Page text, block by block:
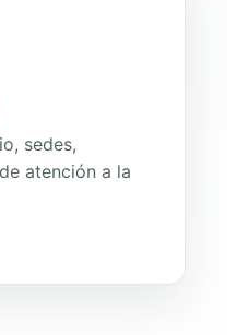
sedes,
atención a la